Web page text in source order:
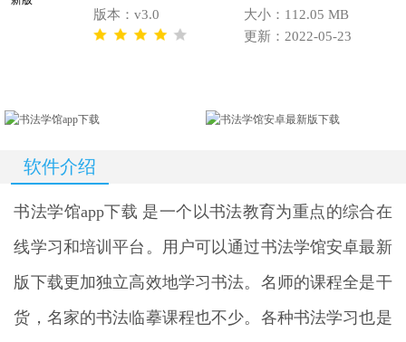
版本：v3.0
大小：112.05 MB
更新：2022-05-23
软件介绍
书法学馆app下载 是一个以书法教育为重点的综合在
线学习和培训平台。用户可以通过书法学馆安卓最新
版下载更加独立高效地学习书法。名师的课程全是干
货，名家的书法临摹课程也不少。各种书法学习也是